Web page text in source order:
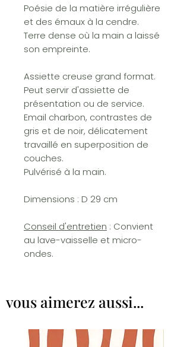
Poésie de la matière irrégulière
et des émaux à la cendre.
Terre dense où la main a laissé
son empreinte.
Assiette creuse grand format.
Peut servir d'assiette de
présentation ou de service.
Email charbon, contrastes de
gris et de noir, délicatement
travaillé en superposition de
couches.
Pulvérisé à la main.
Dimensions : D 29 cm
Conseil d'entretien : Convient
au lave-vaisselle et micro-
ondes.
vous aimerez aussi...